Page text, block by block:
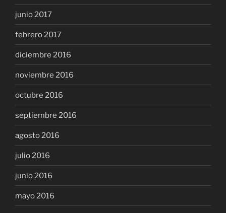
junio 2017
febrero 2017
diciembre 2016
noviembre 2016
octubre 2016
septiembre 2016
agosto 2016
julio 2016
junio 2016
mayo 2016